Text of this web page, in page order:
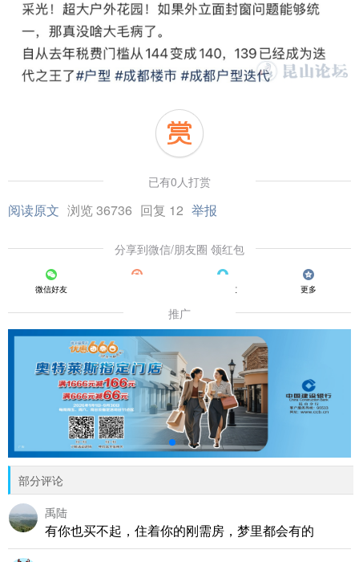
已有0人打赏
阅读原文 浏览 36736 回复 12 举报
分享到微信/朋友圈 领红包
微信好友 QQ好友 更多
推广
部分评论
禹陆
有你也买不起，住着你的刚需房，梦里都会有的